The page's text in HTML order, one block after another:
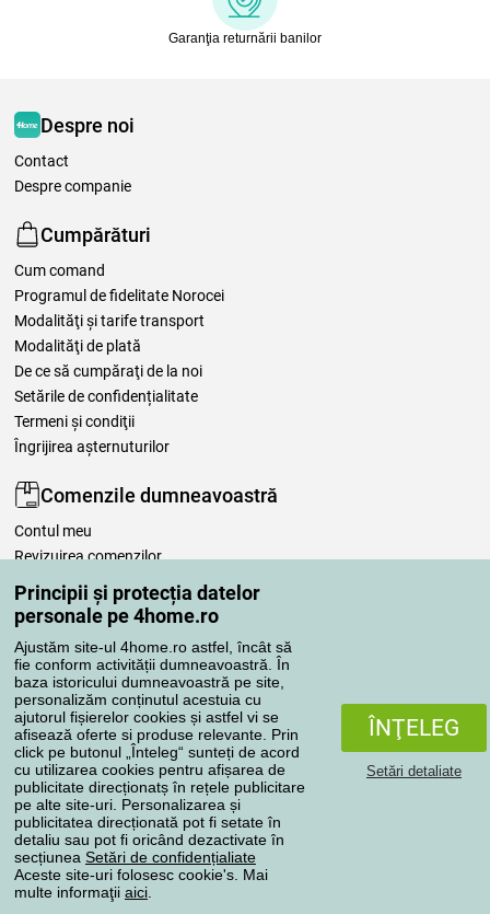
Principii și protecția datelor
personale pe 4home.ro
Ajustăm site-ul 4home.ro astfel, încât să
fie conform activității dumneavoastră. În
baza istoricului dumneavoastră pe site,
personalizăm conținutul acestuia cu
ajutorul fișierelor cookies și astfel vi se
afisează oferte si produse relevante. Prin
click pe butonul „Înteleg“ sunteți de acord
cu utilizarea cookies pentru afișarea de
publicitate direcționatș în rețele publicitare
pe alte site-uri. Personalizarea și
publicitatea direcționată pot fi setate în
detaliu sau pot fi oricând dezactivate în
secțiunea Setări de confidențialiate
Aceste site-uri folosesc cookie's. Mai
multe informaţii aici
ÎNŢELEG
Setări detaliate
Garanţia returnării banilor
Despre noi
Contact
Despre companie
Cumpărături
Cum comand
Programul de fidelitate Norocei
Modalităţi şi tarife transport
Modalităţi de plată
De ce să cumpăraţi de la noi
Setările de confidențialitate
Termeni şi condiţii
Îngrijirea așternuturilor
Comenzile dumneavoastră
Contul meu
Revizuirea comenzilor
Reclamaţii
Retragere de la contract
Regulile de procesare a recenziilor
Metode de transport
Metode de plată
Magazin de încredere